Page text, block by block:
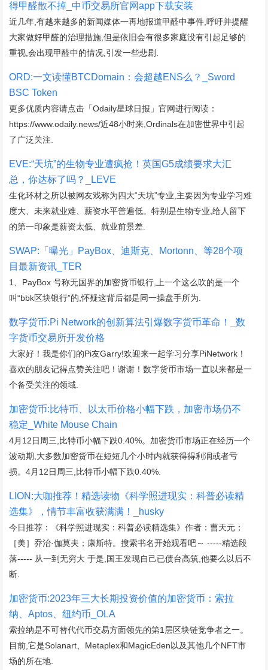
得甲醛散不掉_中币交易所官网app下载安装
近几年,有越来越多的新闻媒体一再地报道甲醛中事件,呼吁并提醒
大家做好甲醛的治理措施,但是依旧会有很多家庭没有引起足够的
重视,会出现甲醛中的情况,引发一些悲剧.
ORD:一文读懂BTCDomain：会超越ENS么？_Sword
BSC Token
更多优质内容请点击「Odaily星球日报」官网进行阅读：
https://www.odaily.news/近48小时来,Ordinals在加密世界中引起
了广泛关注.
EVE:“天坑”的生物专业遭疯抢！英国G5成绩要求大汇
总，你达标了吗？_LEVE
生化环材之所以被网友戏称为四大“天坑”专业,主要因为专业学习难
度大、未来就业难、薪资水平普遍低。特别是生物专业,给人留下
的第一印象是薪资太低、就业前景差.
SWAP:「曝光」PayBox、迪斯克、Mortonn、等28个项
目最新资讯_TER
1、PayBox 号称无国界的加密货币银行,上一个这么吹的是一个
叫“bbk区块银行”的,怀疑这背后都是同一操盘手所为.
数字货币:Pi Network的创新算法引爆数字货币革命！_数
字货币交易所开发价格
大家好！我是你们的Pi友Garry!欢迎来一起学习分享PiNetwork！
喜欢的朋友记得点赞关注吧！谢谢！数字货币市场一直以来都是一
个备受关注的领域.
加密货币:比特币、以太币价格小幅下跌，加密市场仍不
稳定_White Mouse Chain
4月12日周三,比特币小幅下跌0.40%。加密货币市场正在经历一个
波动期,大多数加密货币在短短几个小时内就获得得利润或者亏
损。4月12日周三,比特币小幅下跌0.40%.
LION:大咖推荐！精选读物《科学照进现实：科普必读精
选集》，情节丰富收获满满！_husky
今日推荐：《科学照进现实：科普必读精选集》作者：曹天元；
［美］乔治·伽莫夫；康斯特。搜索书名开始观看吧～ -----精选段
落----- 从一到无穷大 于是,国王发现自己已债台高筑,他要么以后不
断.
加密货币:2023年三大长期投资价值的加密货币：索拉
纳、Aptos、纽约币_OLA
索拉纳是不可替代代币交易方面领先的第1层区块链竞争者之一。
目前,它是Solanart、Metaplex和MagicEden以及其他几个NFT市
场的所在地.